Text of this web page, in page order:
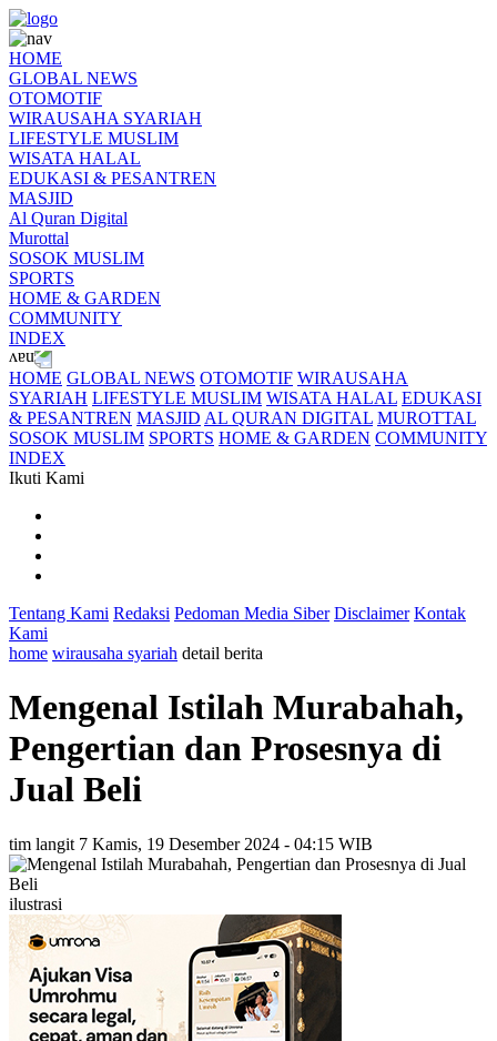
HOME
GLOBAL NEWS
OTOMOTIF
WIRAUSAHA SYARIAH
LIFESTYLE MUSLIM
WISATA HALAL
EDUKASI & PESANTREN
MASJID
Al Quran Digital
Murottal
SOSOK MUSLIM
SPORTS
HOME & GARDEN
COMMUNITY
INDEX
HOME GLOBAL NEWS OTOMOTIF WIRAUSAHA
SYARIAH LIFESTYLE MUSLIM WISATA HALAL EDUKASI
& PESANTREN MASJID AL QURAN DIGITAL MUROTTAL
SOSOK MUSLIM SPORTS HOME & GARDEN COMMUNITY
INDEX
Ikuti Kami
Tentang Kami Redaksi Pedoman Media Siber Disclaimer Kontak
Kami
home wirausaha syariah detail berita
Mengenal Istilah Murabahah,
Pengertian dan Prosesnya di
Jual Beli
tim langit 7 Kamis, 19 Desember 2024 - 04:15 WIB
ilustrasi